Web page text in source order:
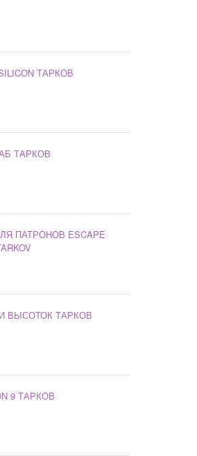
ТАРКОВ
ТАРКОВ
ПАТРОНОВ ESCAPE
ВЫСОТОК ТАРКОВ
9 ТАРКОВ